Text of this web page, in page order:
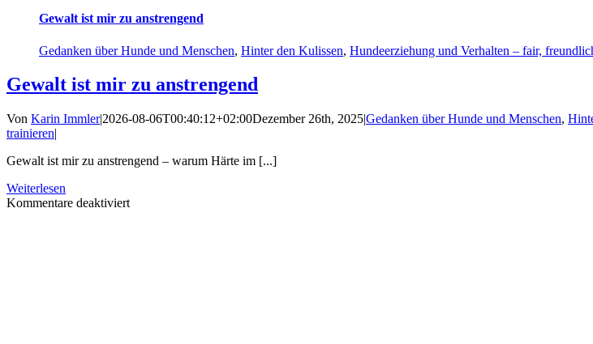
Gewalt ist mir zu anstrengend
Gedanken über Hunde und Menschen, Hinter den Kulissen, Hundeerziehung und Verhalten – fair,
Gewalt ist mir zu anstrengend
Von Karin Immler|2026-08-06T00:40:12+02:00Dezember 26th, 2025|Gedanken über Hunde und Menschen,
trainieren|
Gewalt ist mir zu anstrengend – warum Härte im [...]
Weiterlesen
Kommentare deaktiviertfür